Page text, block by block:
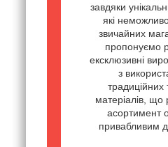
завдяки
які
звичайних
пропонуємо
ексклюзивні
з
традиційних
матеріалів,
асортимент
привабливим